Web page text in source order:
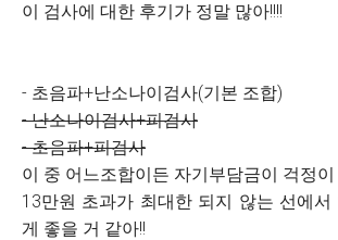
이 검사에 대한 후기가 정말 많아!!!!
- 초음파+난소나이검사(기본 조합)
- 난소나이검사+피검사
- 초음파+피검사
이 중 어느조합이든 자기부담금이 걱정
13만원 초과가 최대한 되지 않는 선에서
게 좋을 거 같아!!